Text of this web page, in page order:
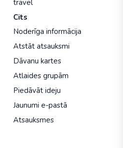
travel
Cits
Noderīga informācija
Atstāt atsauksmi
Dāvanu kartes
Atlaides grupām
Piedāvāt ideju
Jaunumi e-pastā
Atsauksmes